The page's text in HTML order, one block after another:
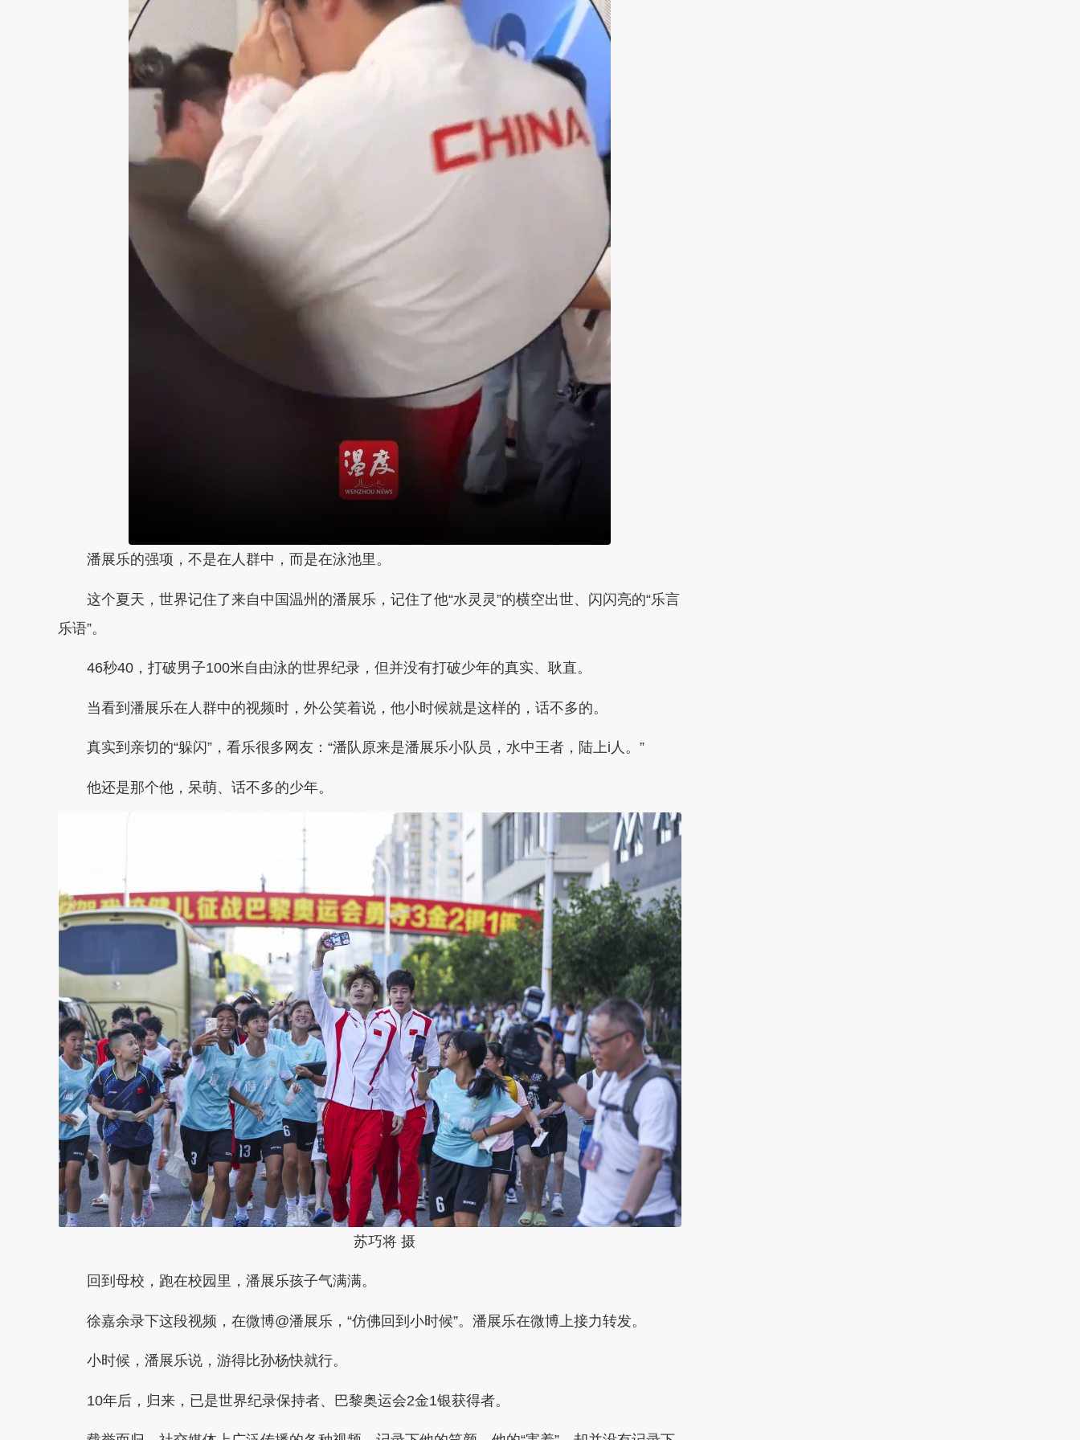
潘展乐的强项，不是在人群中，而是在泳池里。
这个夏天，世界记住了来自中国温州的潘展乐，记住了他“水灵灵”的横空出世、闪闪亮的“乐言
乐语”。
46秒40，打破男子100米自由泳的世界纪录，但并没有打破少年的真实、耿直。
当看到潘展乐在人群中的视频时，外公笑着说，他小时候就是这样的，话不多的。
真实到亲切的“躲闪”，看乐很多网友：“潘队原来是潘展乐小队员，水中王者，陆上i人。”
他还是那个他，呆萌、话不多的少年。
苏巧将 摄
回到母校，跑在校园里，潘展乐孩子气满满。
徐嘉余录下这段视频，在微博@潘展乐，“仿佛回到小时候”。潘展乐在微博上接力转发。
小时候，潘展乐说，游得比孙杨快就行。
10年后，归来，已是世界纪录保持者、巴黎奥运会2金1银获得者。